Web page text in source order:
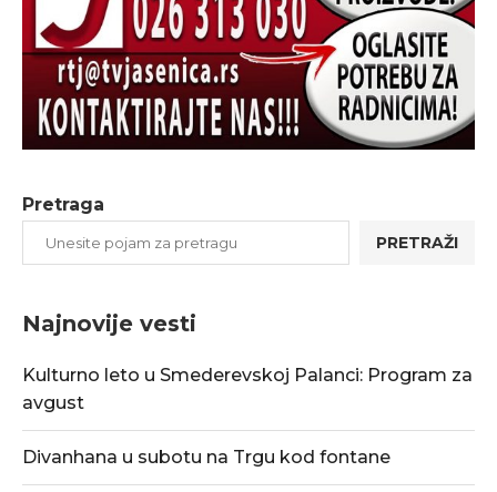
Pretraga
PRETRAŽI
Najnovije vesti
Kulturno leto u Smederevskoj Palanci: Program za
avgust
Divanhana u subotu na Trgu kod fontane